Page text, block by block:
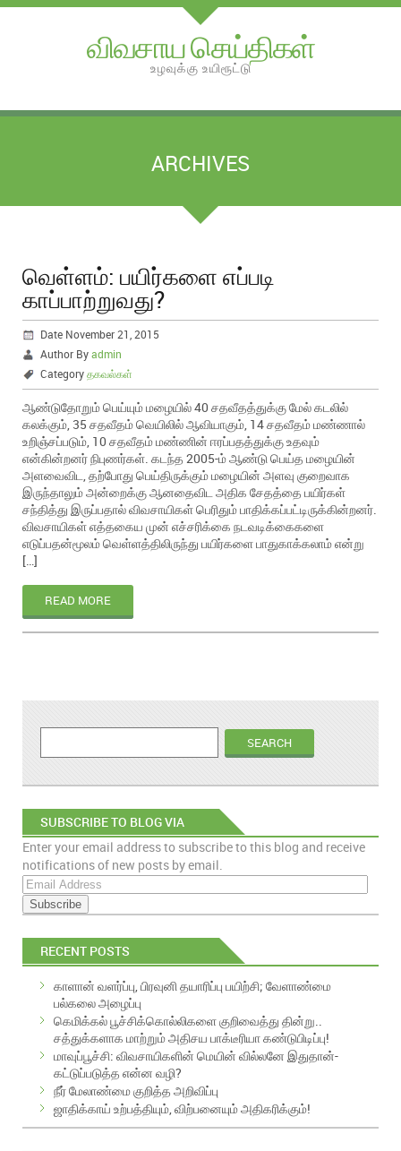
விவசாய செய்திகள்
உழவுக்கு உயிரூட்டு
ARCHIVES
வெள்ளம்: பயிர்களை எப்படி
காப்பாற்றுவது?
Date November 21, 2015
Author Byadmin
Categoryதகவல்கள்
ஆண்டுதோறும் பெய்யும் மழையில் 40 சதவீதத்துக்கு மேல் கடலில்
கலக்கும், 35 சதவீதம் வெயிலில் ஆவியாகும், 14 சதவீதம் மண்ணால்
உறிஞ்சப்படும், 10 சதவீதம் மண்ணின் ஈரப்பதத்துக்கு உதவும்
என்கின்றனர் நிபுணர்கள். கடந்த 2005-ம் ஆண்டு பெய்த மழையின்
அளவைவிட, தற்போது பெய்திருக்கும் மழையின் அளவு குறைவாக
இருந்தாலும் அன்றைக்கு ஆனதைவிட அதிக சேதத்தை பயிர்கள்
சந்தித்து இருப்பதால் விவசாயிகள் பெரிதும் பாதிக்கப்பட்டிருக்கின்றனர்.
விவசாயிகள் எத்தகைய முன் எச்சரிக்கை நடவடிக்கைகளை
எடுப்பதன்மூலம் வெள்ளத்திலிருந்து பயிர்களை பாதுகாக்கலாம் என்று
[…]
READ MORE
SUBSCRIBE TO BLOG VIA
EMAIL
Enter your email address to subscribe to this blog and receive
notifications of new posts by email.
E
m
a
i
A
RECENT POSTS
காளான் வளர்ப்பு, பிரவுனி தயாரிப்பு பயிற்சி; வேளாண்மை
பல்கலை அழைப்பு
கெமிக்கல் பூச்சிக்கொல்லிகளை குறிவைத்து தின்று..
சத்துக்களாக மாற்றும் அதிசய பாக்டீரியா கண்டுபிடிப்பு!
மாவுப்பூச்சி: விவசாயிகளின் மெயின் வில்லனே இதுதான்-
கட்டுப்படுத்த என்ன வழி?
நீர் மேலாண்மை குறித்த அறிவிப்பு
ஜாதிக்காய் உற்பத்தியும், விற்பனையும் அதிகரிக்கும்!